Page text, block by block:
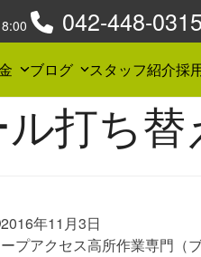
042-448-0315
ブログ スタッフ紹介採
打ち替
2016年11月3日
プアクセス高所作業専門（